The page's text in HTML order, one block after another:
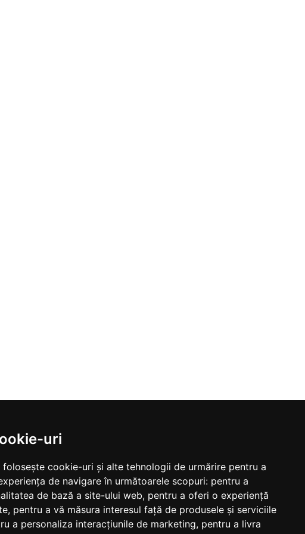
uri
cookie-uri și alte tehnologii de urmărire pentru a
de navigare în următoarele scopuri: pentru a
de bază a site-ului web, pentru a oferi o experiență
, pentru a vă măsura interesul față de produsele și serviciile
a personaliza interacțiunile de marketing, pentru a livra